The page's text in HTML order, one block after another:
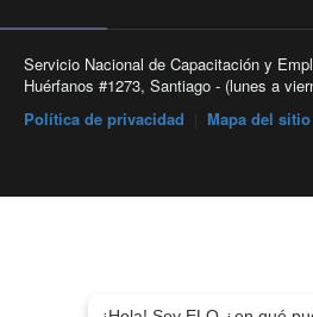
Servicio Nacional de Capacitación y
Huérfanos #1273, Santiago - (lunes a
Política de privacidad
Mapa del sitio